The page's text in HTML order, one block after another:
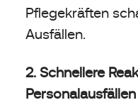
Pflegekräften
Ausfällen.
2. Schnellere
Personalausfällen